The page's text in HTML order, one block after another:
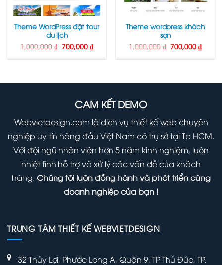
Theme WordPress đặt tour
du lịch
1,000,000₫ Giá
gốc
là:
700,000 ₫Giá
hiện
tại
Theme wordpress khách
sạn
1,000,000₫ Giá
gốc
là:
700,000 ₫Giá
hiện
tại
CAM KẾT DEMO
Webvietdesign.com là dịch vụ thiết kế web chuyên
nghiệp uy tín hàng đầu Việt Nam có trụ sở tại Tp HCM.
Với đội ngũ nhân viên hơn 5 năm kinh nghiệm, luôn
nhiệt tình hỗ trợ và xử lý các vấn đề của khách
hàng. Chúng tôi luôn đồng hành và phát triển cùng
doanh nghiệp của bạn !
TRUNG TÂM THIẾT KẾ WEBVIETDESIGN
32 Thủy Lợi, Phước Long A, Quận 9, TP Thủ Đức, TP.